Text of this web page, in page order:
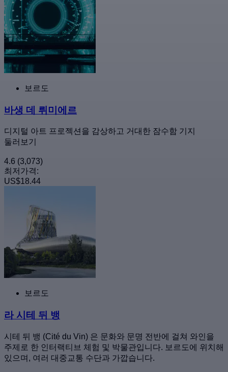
보르도
바생 데 뤼미에르
디지털 아트 프로젝션을 감상하고 거대한 잠수함 기지
둘러보기
4.6 (3,073)
최저가격:
US$18.44
보르도
라 시테 뒤 뱅
시테 뒤 뱅 (Cité du Vin) 은 문화와 문명 전반에 걸쳐 와인을
주제로 한 인터랙티브 체험 및 박물관입니다. 보르도에 위치해
있으며, 여러 대중교통 수단과 가깝습니다.